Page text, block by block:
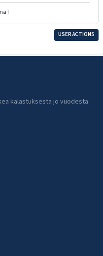
!
USER ACTIONS
kalastuksesta jo vuodesta